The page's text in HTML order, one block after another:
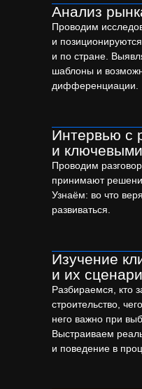
Анализ
Проводим
и
и по стране.
шаблоны и
дифференциации.
Интервью с
и
Проводим
принимают
Узнаём: во что
развиваться.
Изучение
и их
Разбираемся, кто
строительство,
него важно при
Выстраиваем
и поведение в